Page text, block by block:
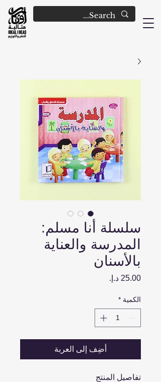
سلسلة أنا مسلم:
المدرسة والعناية
بالأسنان
الكمية *
أضِف إلى العربة
تفاصيل المنتج